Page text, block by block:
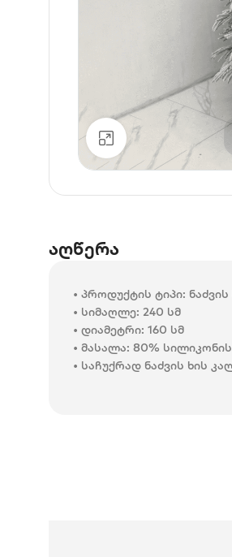
დააკლიკე
აღწერა
• პროდუქტის ტიპი: ნაძვის
• სიმაღლე: 240 სმ
• დიამეტრი: 160 სმ
• მასალა: 80%
• საჩუქრად ნაძვის ხის